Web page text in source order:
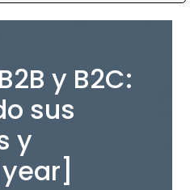
y B2C:
sus
y